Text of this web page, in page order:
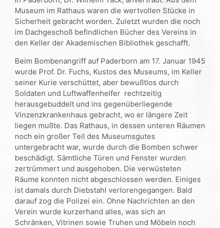
Museum im Rathaus waren die wertvollen Stücke in
Sicherheit gebracht worden. Zuletzt wurden die noch
im Dachgeschoß befindlichen Bücher des Vereins in
den Keller der Akademischen Bibliothek geschafft.
Beim Bombenangriff auf Paderborn am 17. Januar 1945
wurde Prof. Dr. Fuchs, Kustos des Museums, im Keller
seiner Kurie verschüttet, aber bewußtlos durch
Soldaten und Luftwaffenhelfer rechtzeitig
herausgebuddelt und ins gegenüberliegende
Vinzenzkrankenhaus gebracht, wo er längere Zeit
liegen mußte. Das Rathaus, in dessen unteren Räumen
noch ein großer Teil des Museumsgutes
untergebracht war, wurde durch die Bomben schwer
beschädigt. Sämtliche Türen und Fenster wurden
zertrümmert und ausgehoben. Die verwüsteten
Räume konnten nicht abgeschlossen werden. Einiges
ist damals durch Diebstahl verlorengegangen. Bald
darauf zog die Polizei ein. Ohne Nachrichten an den
Verein wurde kurzerhand alles, was sich an
Schränken, Vitrinen sowie Truhen und Möbeln noch